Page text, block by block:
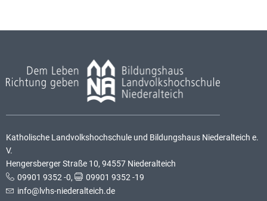
Katholische Landvolkshochschule und Bildungshaus Niederalteich e.
V.
Hengersberger Straße 10, 94557 Niederalteich
09901 9352 -0,
09901 9352 -19
info@lvhs-niederalteich.de